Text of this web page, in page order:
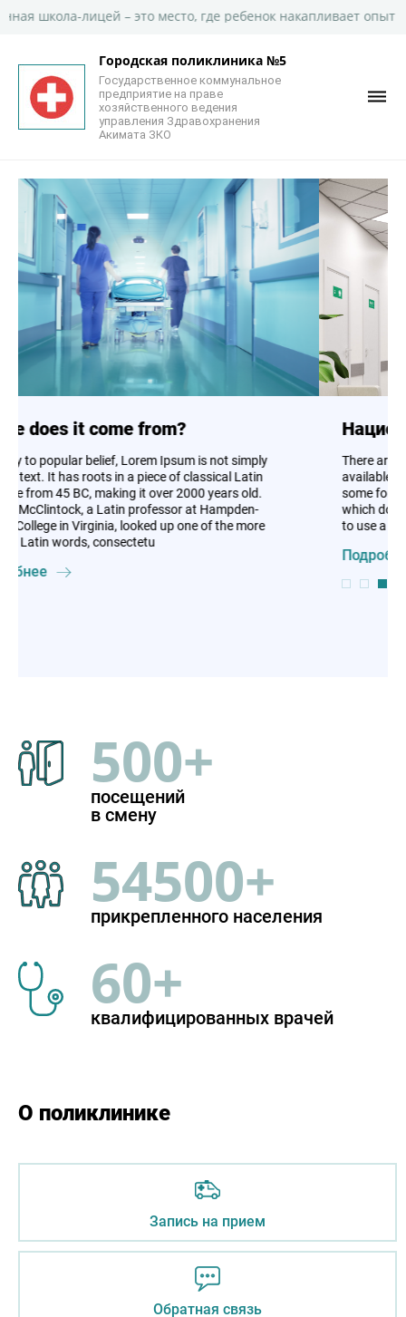
где ребенок накапливает опыт широкого знания ru
Городская поликлиника №5
Государственное коммунальное
предприятие на праве
хозяйственного ведения
управления Здравохранения
Акимата ЗКО
Национальная культура и традиции
There are many variations of passages of Lorem Ipsum
available, but the majority have suffered alteration in
some form, by injected humour, or randomised words
which don't look even slightly believable. If you are going
to use a passage of Lorem Ipsum
500+
посещений
в смену
54500+
прикрепленного населения
60+
квалифицированных врачей
О поликлинике
Запись на прием
Обратная связь